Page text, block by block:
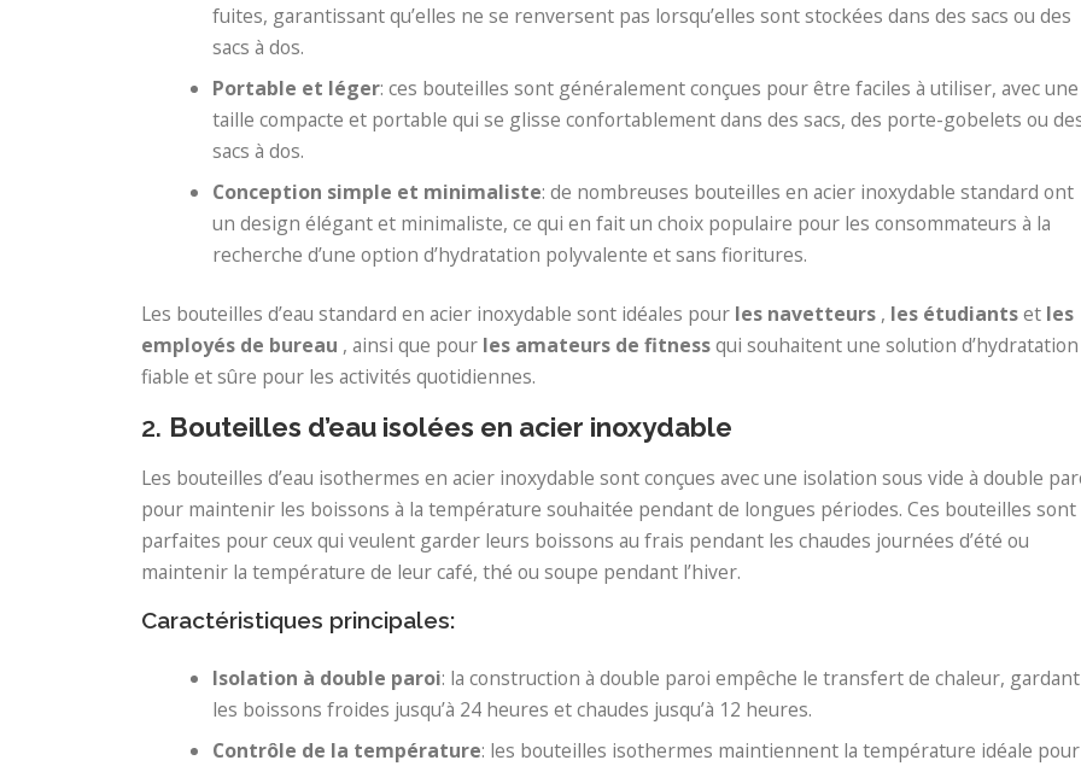
fuites, garantissant qu’elles ne se renversent pas lorsqu’elles sont stockées dans des sacs ou des
sacs à dos.
Portable et léger: ces bouteilles sont généralement conçues pour être faciles à utiliser, avec une
taille compacte et portable qui se glisse confortablement dans des sacs, des porte-gobelets ou
sacs à dos.
Conception simple et minimaliste: de nombreuses bouteilles en acier inoxydable standard ont
un design élégant et minimaliste, ce qui en fait un choix populaire pour les consommateurs à la
recherche d’une option d’hydratation polyvalente et sans fioritures.
Les bouteilles d’eau standard en acier inoxydable sont idéales pour les navetteurs , les étudiantset les
employés de bureau , ainsi que pour les amateurs de fitnessqui souhaitent une solution d’hydratation
fiable et sûre pour les activités quotidiennes.
2. Bouteilles d’eau isolées en acier inoxydable
Les bouteilles d’eau isothermes en acier inoxydable sont conçues avec une isolation sous vide à double
pour maintenir les boissons à la température souhaitée pendant de longues périodes. Ces bouteilles sont
parfaites pour ceux qui veulent garder leurs boissons au frais pendant les chaudes journées d’été ou
maintenir la température de leur café, thé ou soupe pendant l’hiver.
Caractéristiques principales:
Isolation à double paroi: la construction à double paroi empêche le transfert de chaleur, gardant
les boissons froides jusqu’à 24 heures et chaudes jusqu’à 12 heures.
Contrôle de la température: les bouteilles isothermes maintiennent la température idéale pour